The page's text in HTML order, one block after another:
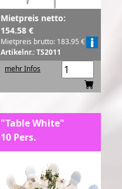
Mietpreis netto:
154.58 €
Mietpreis brutto: 183.95 €
Artikelnr.: TS2011
mehr Infos
"Table White"
10 Pers.